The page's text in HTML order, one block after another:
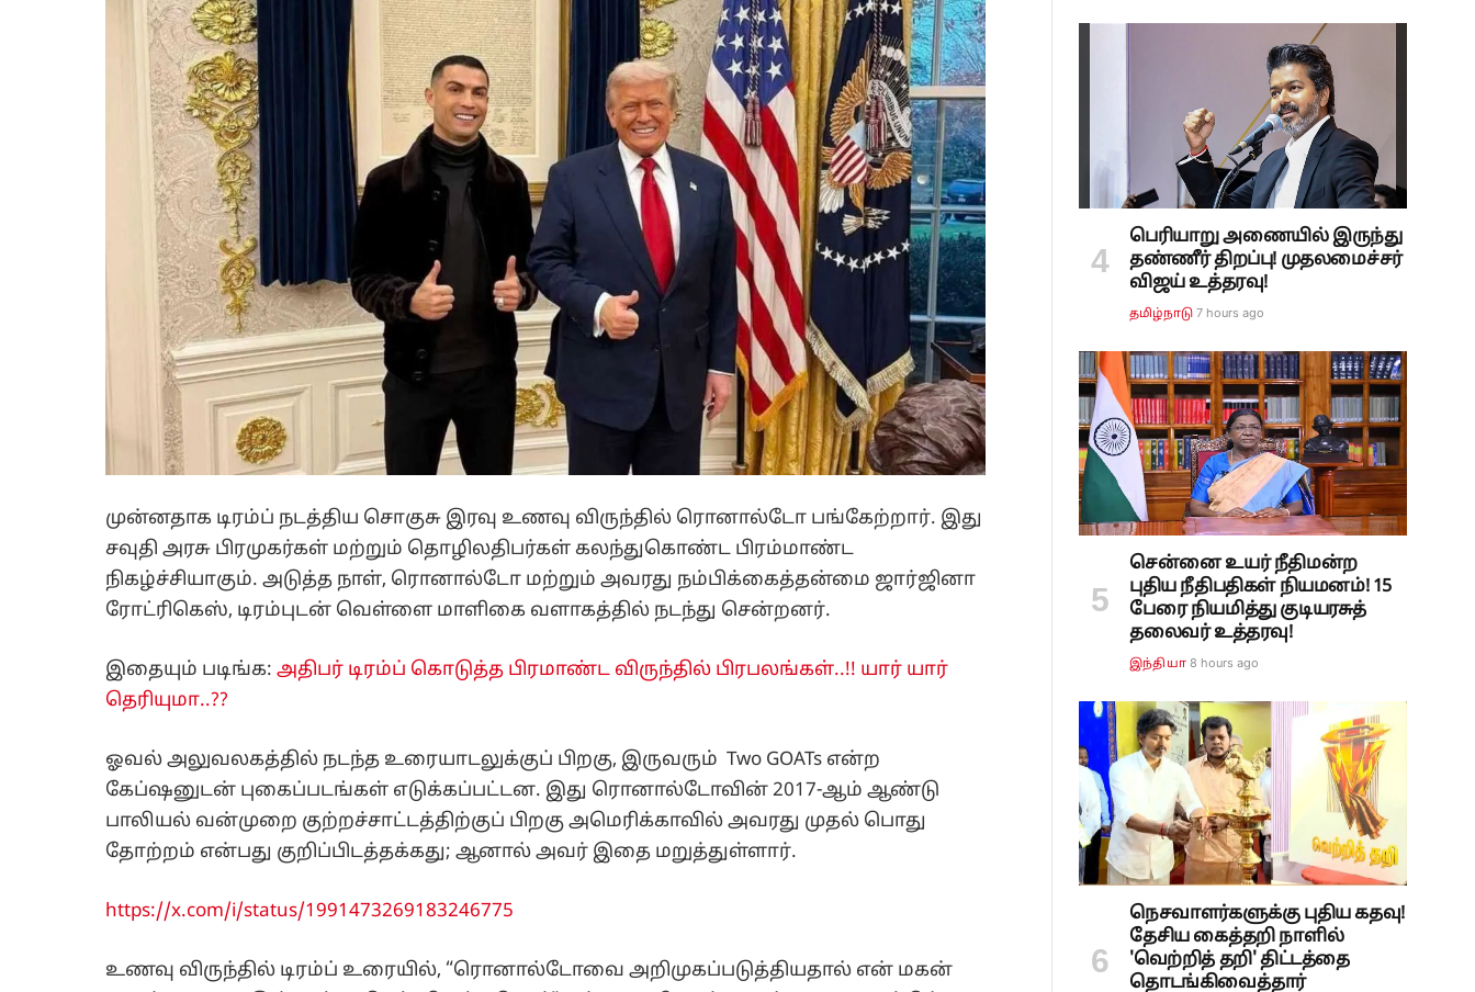
முன்னதாக டிரம்ப் நடத்திய சொகுசு இரவு உணவு விருந்தில் ரொனால்டோ பங்கேற்றார். இது
சவுதி அரசு பிரமுகர்கள் மற்றும் தொழிலதிபர்கள் கலந்துகொண்ட பிரம்மாண்ட
நிகழ்ச்சியாகும். அடுத்த நாள், ரொனால்டோ மற்றும் அவரது நம்பிக்கைத்தன்மை ஜார்ஜினா
ரோட்ரிகெஸ், டிரம்புடன் வெள்ளை மாளிகை வளாகத்தில் நடந்து சென்றனர்.
இதையும் படிங்க:அதிபர் டிரம்ப் கொடுத்த பிரமாண்ட விருந்தில் பிரபலங்கள்..!! யார் யார்
தெரியுமா..??
ஓவல் அலுவலகத்தில் நடந்த உரையாடலுக்குப் பிறகு, இருவரும் Two GOATs என்ற
கேப்ஷனுடன் புகைப்படங்கள் எடுக்கப்பட்டன. இது ரொனால்டோவின் 2017-ஆம் ஆண்டு
பாலியல் வன்முறை குற்றச்சாட்டத்திற்குப் பிறகு அமெரிக்காவில் அவரது முதல் பொது
தோற்றம் என்பது குறிப்பிடத்தக்கது; ஆனால் அவர் இதை மறுத்துள்ளார்.
https://x.com/i/status/1991473269183246775
உணவு விருந்தில் டிரம்ப் உரையில், “ரொனால்டோவை அறிமுகப்படுத்தியதால் என் மகன்
பெரியாறு அணையில் இருந்து
தண்ணீர் திறப்பு! முதலமைச்சர்
விஜய் உத்தரவு!
தமிழ்நாடு 7 hours ago
சென்னை உயர் நீதிமன்ற
புதிய நீதிபதிகள் நியமனம்! 15
பேரை நியமித்து குடியரசுத்
தலைவர் உத்தரவு!
இந்தியா 8 hours ago
நெசவாளர்களுக்கு புதிய கதவு!
தேசிய கைத்தறி நாளில்
'வெற்றித் தறி' திட்டத்தை
தொடங்கிவைத்தார்